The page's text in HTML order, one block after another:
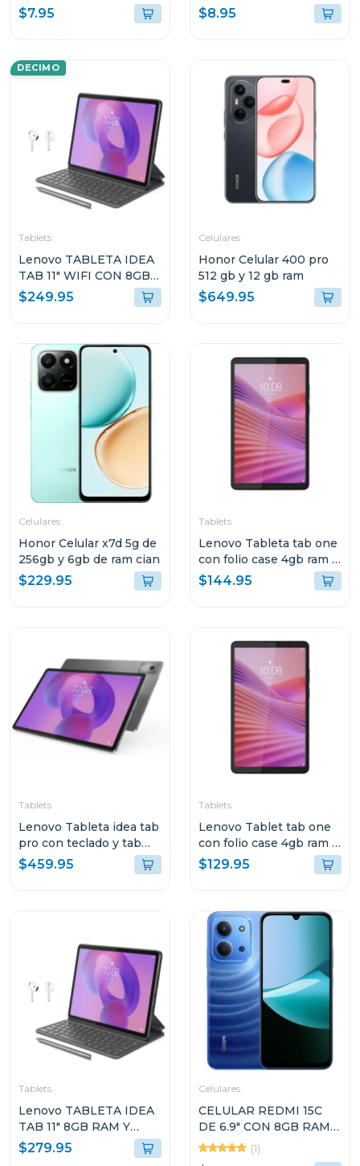
color negro ept1510
$7.95 $8.95
DECIMO
Tablets
Lenovo TABLETA IDEA
TAB 11" WIFI CON 8GB
RAM Y 128GB
ALMACENAMIENTO
PLUS + AUDIFONOS
LENOVO E310
ZAFR0880PA TB336FU
$249.95
Celulares
Honor Celular 400 pro
512 gb y 12 gb ram
$649.95
Celulares
Honor Celular x7d 5g de
256gb y 6gb de ram cian
$229.95
Tablets
Lenovo Tableta tab one
con folio case 4gb ram y
128gb de
almacenamiento lte gris
$144.95
Tablets
Lenovo Tableta idea tab
pro con teclado y tab
pen plus + moto buds
8gb de ram y 256 gb
$459.95
Tablets
Lenovo Tablet tab one
con folio case 4gb ram y
128gb de
almacenamiento wifi
$129.95
Tablets
Lenovo TABLETA IDEA
TAB 11" 8GB RAM Y
128GB
ALMACENAMIENTO
$279.95
Celulares
CELULAR REDMI 15C
DE 6.9" CON 8GB RAM Y
256GB DE
ALMACENAMIENTO
(1)